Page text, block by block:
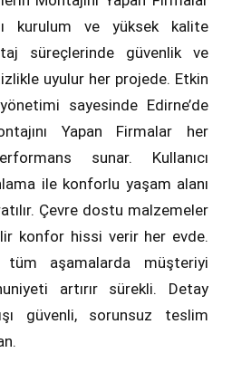
kurulum ve yüksek kalite
süreçlerinde güvenlik ve
uyulur her projede. Etkin
sayesinde Edirne’de
Yapan Firmalar her
sunar. Kullanıcı
ile konforlu yaşam alanı
Çevre dostu malzemeler
konfor hissi verir her evde.
tüm aşamalarda müşteriyi
artırır sürekli. Detay
güvenli, sorunsuz teslim